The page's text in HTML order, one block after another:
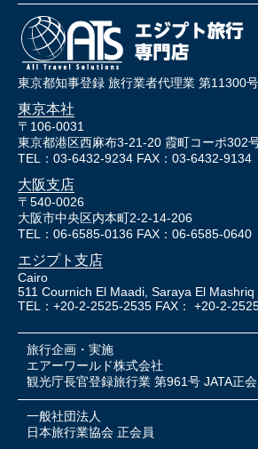
東京都知事登録 旅行業者代理業 第11300号
東京本社
〒106-0031
東京都港区西麻布3-21-20 霞町コーポ302
TEL：03-6432-9234 FAX：03-6432-9134
大阪支店
〒540-0026
大阪市中央区内本町2-2-14-206
TEL：06-6585-0136 FAX：06-6585-0640
エジプト支店
Cairo
511 Cournich El Maadi, Saraya El Mashriq
TEL：+20-2-2525-2535 FAX： +20-2-
旅行企画・実施
エアーワールド株式会社
観光庁長官登録旅行業 第961号 JATA正会
一般社団法人
日本旅行業協会 正会員